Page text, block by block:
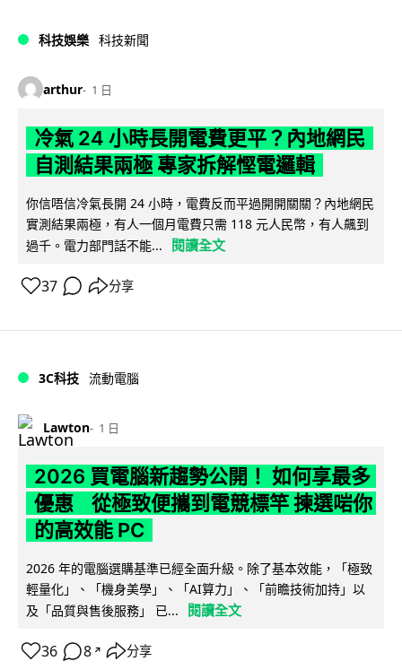
科技娛樂 科技新聞
arthur 1 日
冷氣 24 小時長開電費更平？內地網民
自測結果兩極 專家拆解慳電邏輯
你信唔信冷氣長開 24 小時，電費反而平過開開關關？內地網民
實測結果兩極，有人一個月電費只需 118 元人民幣，有人飆到
過千。電力部門話不能...
閱讀全文
37 分享
3C科技 流動電腦
Lawton 1 日
2026 買電腦新趨勢公開！ 如何享最多
優惠 從極致便攜到電競標竿 揀選啱你
的高效能 PC
2026 年的電腦選購基準已經全面升級。除了基本效能，「極致
輕量化」、「機身美學」、「AI算力」、「前瞻技術加持」以
及「品質與售後服務」 已...
閱讀全文
36 8 ↗ 分享